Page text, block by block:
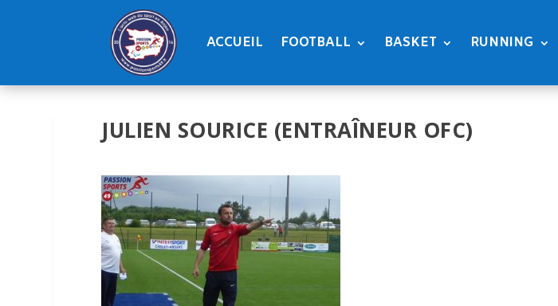
ACCUEIL FOOTBALL BASKET RUNNING
JULIEN SOURICE (ENTRAÎNEUR OFC)